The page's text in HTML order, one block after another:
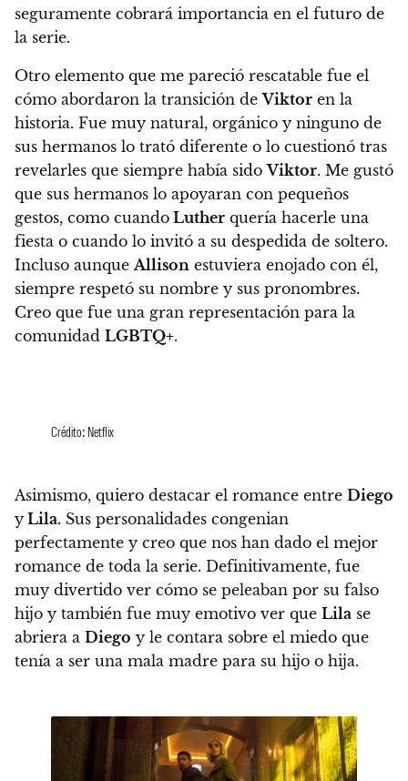
seguramente cobrará importancia en el futuro de
la serie.
Otro elemento que me pareció rescatable fue el
cómo abordaron la transición deViktor en la
historia. Fue muy natural, orgánico y ninguno de
sus hermanos lo trató diferente o lo cuestionó tras
revelarles que siempre había sidoViktor. Me gustó
que sus hermanos lo apoyaran con pequeños
gestos, como cuando Luther quería hacerle una
fiesta o cuando lo invitó a su despedida de soltero.
Incluso aunque Allison estuviera enojado con él,
siempre respetó su nombre y sus pronombres.
Creo que fue una gran representación para la
comunidad LGBTQ+.
Crédito: Netflix
Asimismo, quiero destacar el romance entre Diego
y Lila. Sus personalidades congenian
perfectamente y creo que nos han dado el mejor
romance de toda la serie. Definitivamente, fue
muy divertido ver cómo se peleaban por su falso
hijo y también fue muy emotivo ver que Lila se
abriera a Diego y le contara sobre el miedo que
tenía a ser una mala madre para su hijo o hija.